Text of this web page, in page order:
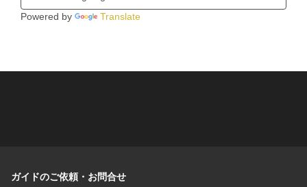
Powered by Translate
ガイドのご依頼・お問合せ